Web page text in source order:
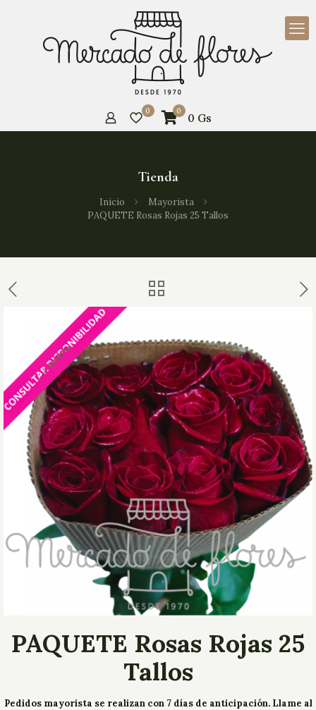
0 0 0 Gs
Tienda
Inicio
Mayorista
PAQUETE Rosas Rojas 25 Tallos
PAQUETE Rosas Rojas 25
Tallos
Pedidos mayorista se realizan con 7 días de anticipación. Llame al